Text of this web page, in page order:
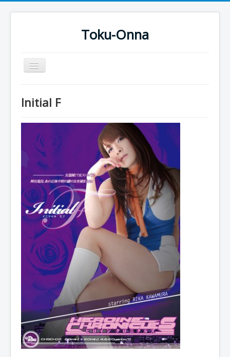
Toku-Onna
Basculer
la
Toku-Actrices
Toku-Critiques
Séries
Films
COSAA
Dessins
Artiste Asperger
Lexique
Initial F